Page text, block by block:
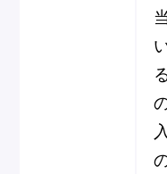
ピエール・